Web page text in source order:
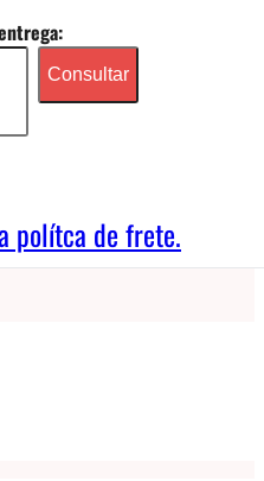
Consultar
polítca de frete.